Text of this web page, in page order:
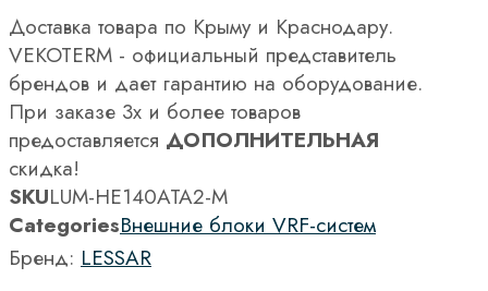
Доставка товара по Крыму и Краснодару.
VEKOTERM - официальный представитель
брендов и дает гарантию на оборудование.
При заказе 3х и более товаров
предоставляется ДОПОЛНИТЕЛЬНАЯ
скидка!
SKULUM-HE140ATA2-M
CategoriesВнешние блоки VRF-систем
Бренд: LESSAR